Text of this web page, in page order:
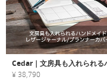
¥ 38,790